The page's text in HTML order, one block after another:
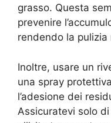
grasso. Questa
prevenire
rendendo la
Inoltre, usare un
una spray
l’adesione dei
Assicuratevi solo